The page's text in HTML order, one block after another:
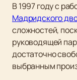
В 1997 году с
Мадридского
сложностей,
руководящей
достаточно
выбранным